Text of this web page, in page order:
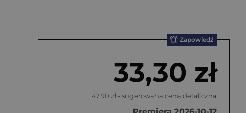
Zapowiedź
33,30 zł
47,90 zł - sugerowana cena detaliczna